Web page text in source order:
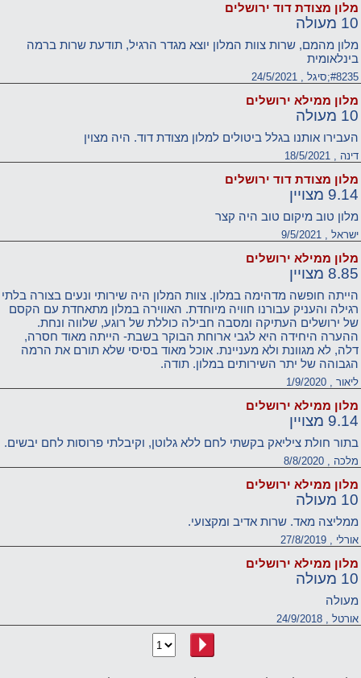
מלון מצודת דוד ירושלים
10 מעולה
מלון מהמם, שרות צוות המלון יוצא מגדר הרגיל, תודעת שרות ברמה
בינלאומית
#8235;סיגל , 24/5/2021
מלון ממילא ירושלים
10 מעולה
העבירו אותנו בגלל ביטולים למלון מצודת דוד. היה מצוין
דינה , 18/5/2021
מלון מצודת דוד ירושלים
9.14 מצויין
מלון טוב מיקום טוב היה קצר
ישראל , 9/5/2021
מלון ממילא ירושלים
8.85 מצויין
הייתה חופשה מדהימה במלון. צוות המלון היה שירותי ונעים בצורה בלתי
רגילה והעניק עבורנו חוויה מיוחדת. האווירה במלון מתאחדת עם הקסם
של ירושלים העתיקה ומסבה חבילה כוללת של רוגע, שלווה ונחת.
ההערה היחידה היא לגבי ארוחת הבוקר בשבת- הייתה מאוד חסרה,
דלה, לא מגוונת ולא מעניינת. אוכל מאוד בסיסי שלא תורם את הרמה
הגבוהה של יתר השירותים במלון. תודה.
ליאור , 1/9/2020
מלון ממילא ירושלים
9.14 מצויין
בתור חולת ציליאק בקשתי לחם ללא גלוטן, וקיבלתי פרוסות לחם יבשים.
מלכה , 8/8/2020
מלון ממילא ירושלים
10 מעולה
ממליצה מאד. שרות אדיב ומקצועי.
אורלי , 27/8/2019
מלון ממילא ירושלים
10 מעולה
מעולה
אורטל , 24/9/2018